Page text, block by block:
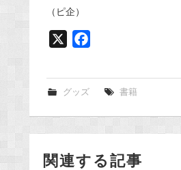
（ピ企）
k
グッズ 書籍
関連する記事